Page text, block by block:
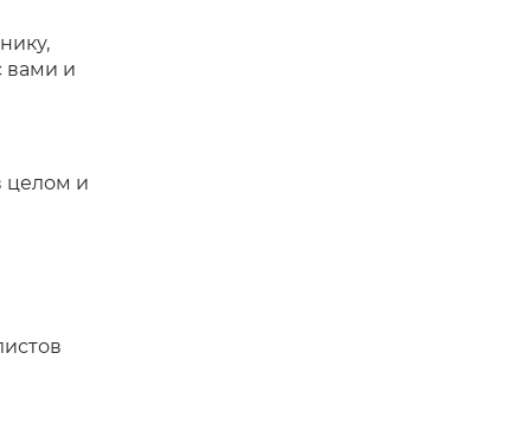
вами и
целом и